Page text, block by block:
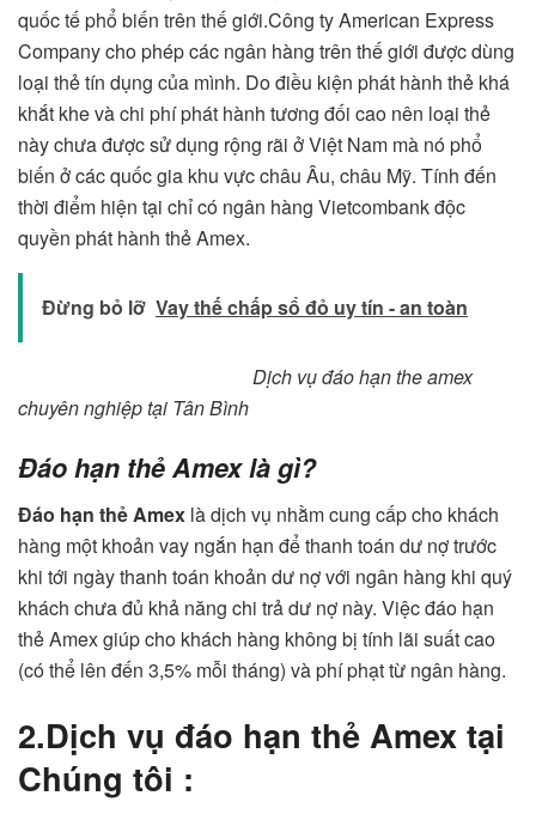
quốc tế phổ biến trên thế giới.Công ty American Express
Company cho phép các ngân hàng trên thế giới được dùng
loại thẻ tín dụng của mình. Do điều kiện phát hành thẻ khá
khắt khe và chi phí phát hành tương đối cao nên loại thẻ
này chưa được sử dụng rộng rãi ở Việt Nam mà nó phổ
biến ở các quốc gia khu vực châu Âu, châu Mỹ. Tính đến
thời điểm hiện tại chỉ có ngân hàng Vietcombank độc
quyền phát hành thẻ Amex.
Đừng bỏ lỡ Vay thế chấp sổ đỏ uy tín - an toàn
Dịch vụ đáo hạn the amex
chuyên nghiệp tại Tân Bình
Đáo hạn thẻ Amex là gì?
Đáo hạn thẻ Amex là dịch vụ nhằm cung cấp cho khách
hàng một khoản vay ngắn hạn để thanh toán dư nợ trước
khi tới ngày thanh toán khoản dư nợ với ngân hàng khi quý
khách chưa đủ khả năng chi trả dư nợ này. Việc đáo hạn
thẻ Amex giúp cho khách hàng không bị tính lãi suất cao
(có thể lên đến 3,5% mỗi tháng) và phí phạt từ ngân hàng.
2.Dịch vụ đáo hạn thẻ Amex tại
Chúng tôi :